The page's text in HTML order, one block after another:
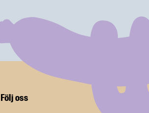
Följ oss